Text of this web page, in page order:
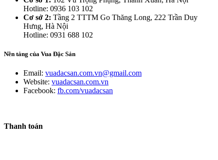
Hotline: 0936 103 102
Cơ sở 2: Tầng 2 TTTM Go Thăng Long, 222 Trần Duy
Hưng, Hà Nội
Hotline: 0931 688 102
Nền tảng của Vua Đặc Sản
Email: vuadacsan.com.vn@gmail.com
Website: vuadacsan.com.vn
Facebook: fb.com/vuadacsan
Thanh toán